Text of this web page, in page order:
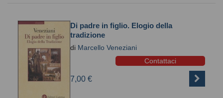
Di padre in figlio. Elogio della
tradizione
di Marcello Veneziani
Contattaci
7,00 €